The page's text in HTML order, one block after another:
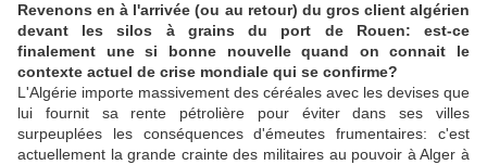
Revenons en à l'arrivée (ou au retour) du gros client algérien
devant les silos à grains du port de Rouen: est-ce
finalement une si bonne nouvelle quand on connait le
contexte actuel de crise mondiale qui se confirme?
L'Algérie importe massivement des céréales avec les devises que
lui fournit sa rente pétrolière pour éviter dans ses villes
surpeuplées les conséquences d'émeutes frumentaires: c'est
actuellement la grande crainte des militaires au pouvoir à Alger à